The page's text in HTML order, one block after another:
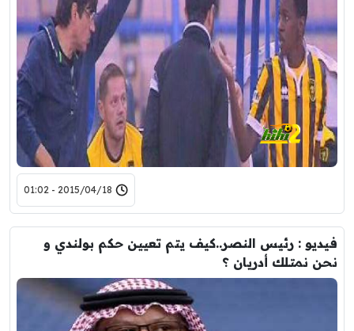
2015/04/18 - 01:02
فيديو : رئيس النصر..كيف يتم تعيين حكم بولندي و
نحن نمتلك أدريان ؟